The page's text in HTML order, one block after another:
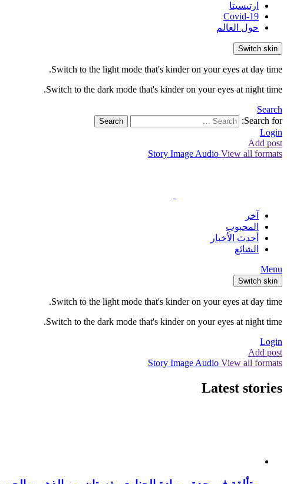
ارتيسيتا
Covid-19
حول العالم
Switch skin
Switch to the light mode that's kinder on your eyes at day time.
Switch to the dark mode that's kinder on your eyes at night time.
Search
Search for:
Search
Login
Add post
Story Image Audio View all formats
آخر
المحبوب
أحدث الأخبار
الشائع
Menu
Switch skin
Switch to the light mode that's kinder on your eyes at day time.
Switch to the dark mode that's kinder on your eyes at night time.
Login
Add post
Story Image Audio View all formats
Latest stories